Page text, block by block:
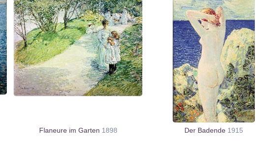
Flaneure im Garten 1898 Der Badende 1915